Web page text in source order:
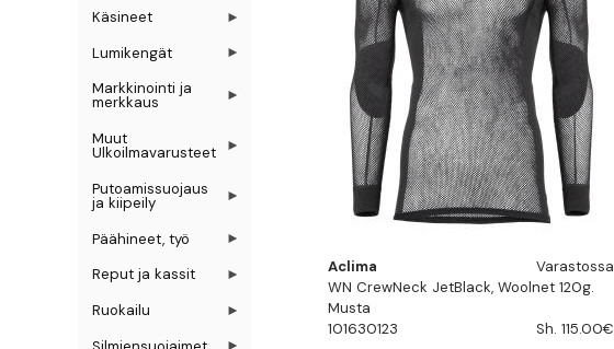
Aclima
Varastossa
WN CrewNeck JetBlack, Woolnet 120g.
Musta
101630123
Sh. 115.00€
Käsineet
Lumikengät
Markkinointi ja
merkkaus
Muut
Ulkoilmavarusteet
Putoamissuojaus
ja kiipeily
Päähineet, työ
Reput ja kassit
Ruokailu